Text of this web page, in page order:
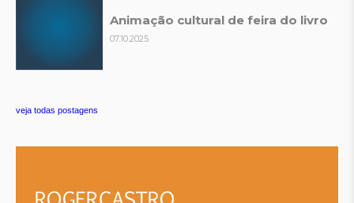
Animação cultural de feira do livro
07.10.2025
veja todas postagens